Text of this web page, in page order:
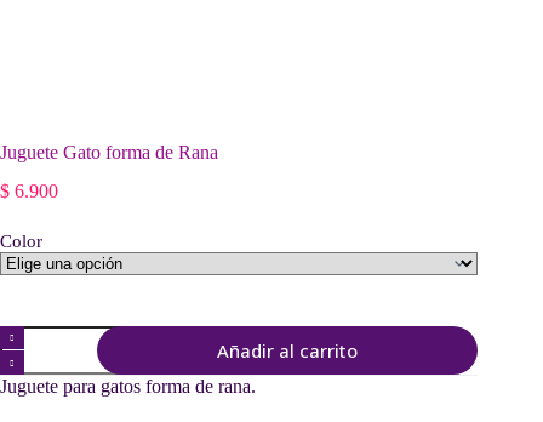
Juguete Gato forma de Rana
$ 6.900
Color
Juguete
Gato
forma
de
Añadir al carrito
Juguete para gatos forma de rana.